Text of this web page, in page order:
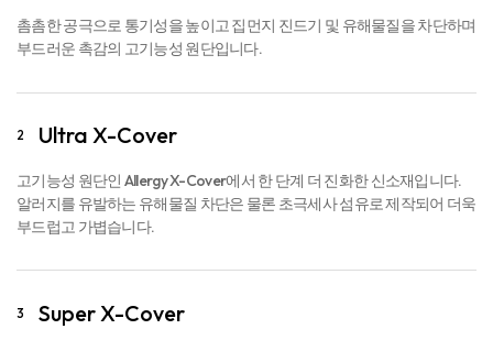
촘촘한 공극으로 통기성을 높이고 집먼지 진드기 및 유해물질을 차단하며
부드러운 촉감의 고기능성 원단입니다.
2 Ultra X-Cover
고기능성 원단인 Allergy X-Cover에서 한 단계 더 진화한 신소재입니다.
알러지를 유발하는 유해물질 차단은 물론 초극세사 섬유로 제작되어 더욱
부드럽고 가볍습니다.
3 Super X-Cover